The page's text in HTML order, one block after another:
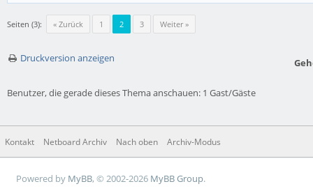
Seiten (3): « Zurück 1 2 3 Weiter »
Druckversion anzeigen
Benutzer, die gerade dieses Thema anschauen: 1 Gast/Gäste
Kontakt Netboard Archiv Nach oben Archiv-Modus
Powered by MyBB, © 2002-2026 MyBB Group.